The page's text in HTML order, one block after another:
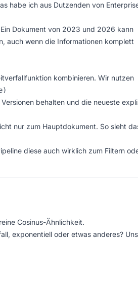
habe ich aus Dutzenden von
Dokument von 2023 und 2026 kann
auch wenn die Informationen komplett
kombinieren. Wir nutzen
behalten und die neueste
nur zum Hauptdokument. So sieht
diese auch wirklich zum Filtern
Cosinus-Ähnlichkeit.
exponentiell oder etwas anderes?